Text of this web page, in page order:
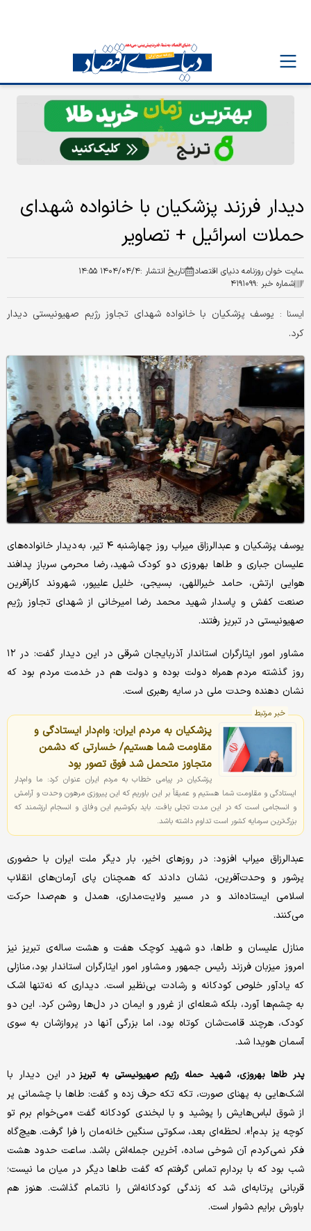
دیدار فرزند پزشکیان با خانواده شهدای
حملات اسرائیل + تصاویر
سایت خوان روزنامه دنیای اقتصاد تاریخ انتشار :۱۴۰۴/۰۴/۴ ۱۴:۵۵
شماره خبر :۴۱۹۱۰۹۹
ایسنا : یوسف پزشکیان با خانواده شهدای تجاوز رژیم صهیونیستی دیدار
کرد.
یوسف پزشکیان و عبدالرزاق میراب روز چهارشنبه ۴ تیر، به دیدار خانواده‌های
علیسان جباری و طاها بهروزی دو کودک شهید، رضا محرمی سرباز پدافند
هوایی ارتش، حامد خیراللهی، بسیجی، خلیل علیپور، شهروند کارآفرین
صنعت کفش و پاسدار شهید محمد رضا امیرخانی از شهدای تجاوز رژیم
صهیونیستی در تبریز رفتند.
مشاور امور ایثارگران استاندار آذربایجان شرقی در این دیدار گفت: در ۱۲
روز گذشته مردم همراه دولت بوده و دولت هم در خدمت مردم بود که
نشان دهنده وحدت ملی در سایه رهبری است.
خبر مرتبط
پزشکیان به مردم ایران: وام‌دار ایستادگی و
مقاومت شما هستیم/ خسارتی که دشمن
متجاوز متحمل شد فوق تصور بود
پزشکیان در پیامی خطاب به مردم ایران عنوان کرد: ما وام‌دار
ایستادگی و مقاومت شما هستیم و عمیقاً بر این باوریم که این پیروزی مرهون وحدت و آرامش
و انسجامی است که در این مدت تجلی یافت. باید بکوشیم این وفاق و انسجام ارزشمند که
بزرگ‌ترین سرمایه کشور است تداوم داشته باشد.
عبدالرزاق میراب افزود: در روزهای اخیر، بار دیگر ملت ایران با حضوری
پرشور و وحدت‌آفرین، نشان دادند که همچنان پای آرمان‌های انقلاب
اسلامی ایستاده‌اند و در مسیر ولایت‌مداری، همدل و هم‌صدا حرکت
می‌کنند.
منازل علیسان و طاها، دو شهید کوچک هفت و هشت ساله‌ی تبریز نیز
امروز میزبان فرزند رئیس جمهور و مشاور امور ایثارگران استاندار بود، منازلی
که یادآور خلوص کودکانه و رشادت بی‌نظیر است. دیداری که نه‌تنها اشک
به چشم‌ها آورد، بلکه شعله‌ای از غرور و ایمان در دل‌ها روشن کرد. این دو
کودک، هرچند قامت‌شان کوتاه بود، اما بزرگی آنها در پروازشان به سوی
آسمان هویدا شد.
پدر طاها بهروزی، شهید حمله رژیم صهیونیستی به تبریز در این دیدار با
اشک‌هایی به پهنای صورت، تکه تکه حرف زده و گفت: طاها با چشمانی پر
از شوق لباس‌هایش را پوشید و با لبخندی کودکانه گفت «می‌خوام برم تو
کوچه پز بدم!». لحظه‌ای بعد، سکوتی سنگین خانه‌مان را فرا گرفت. هیچ‌گاه
فکر نمی‌کردم آن شوخی ساده، آخرین جمله‌اش باشد. ساعت حدود هشت
شب بود که با بردارم تماس گرفتم که گفت طاها دیگر در میان ما نیست؛
قربانی پرتابه‌ای شد که زندگی کودکانه‌اش را ناتمام گذاشت. هنوز هم
باورش برایم دشوار است.